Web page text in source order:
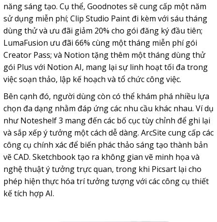
năng sáng tạo. Cụ thể, Goodnotes sẽ cung cấp một năm
sử dụng miễn phí; Clip Studio Paint đi kèm với sáu tháng
dùng thử và ưu đãi giảm 20% cho gói đăng ký đầu tiên;
LumaFusion ưu đãi 66% cùng một tháng miễn phí gói
Creator Pass; và Notion tặng thêm một tháng dùng thử
gói Plus với Notion AI, mang lại sự linh hoạt tối đa trong
việc soạn thảo, lập kế hoạch và tổ chức công việc.
Bên cạnh đó, người dùng còn có thể khám phá nhiều lựa
chọn đa dạng nhằm đáp ứng các nhu cầu khác nhau. Ví dụ
như Noteshelf 3 mang đến các bố cục tùy chỉnh để ghi lại
và sắp xếp ý tưởng một cách dễ dàng. ArcSite cung cấp các
công cụ chính xác để biến phác thảo sáng tạo thành bản
vẽ CAD. Sketchbook tạo ra không gian vẽ minh họa và
nghệ thuật ý tưởng trực quan, trong khi Picsart lại cho
phép hiện thực hóa trí tưởng tượng với các công cụ thiết
kế tích hợp AI.